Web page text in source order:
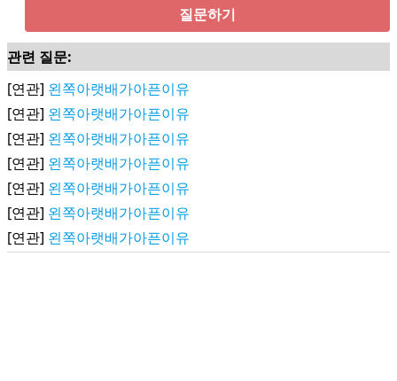
질문하기
관련 질문:
[연관] 왼쪽아랫배가아픈이유
[연관] 왼쪽아랫배가아픈이유
[연관] 왼쪽아랫배가아픈이유
[연관] 왼쪽아랫배가아픈이유
[연관] 왼쪽아랫배가아픈이유
[연관] 왼쪽아랫배가아픈이유
[연관] 왼쪽아랫배가아픈이유